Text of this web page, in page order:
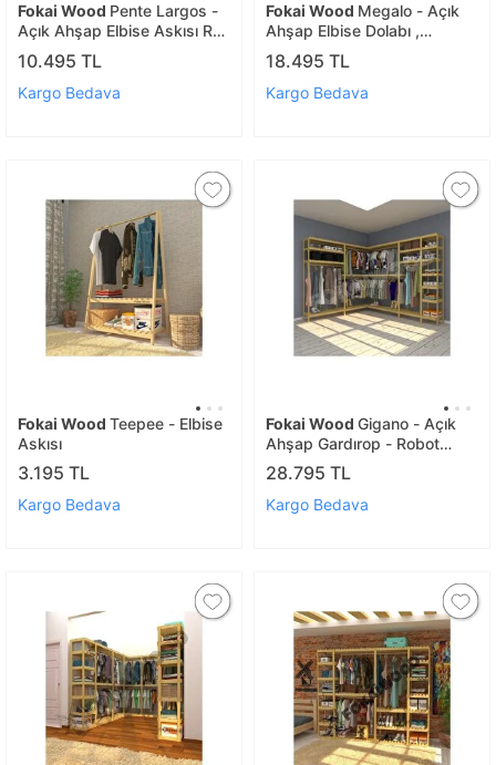
Fokai Wood Pente Largos -
Açık Ahşap Elbise Askısı Raf
Sistemi Gardırop
10.495 TL
Kargo Bedava
Fokai Wood Megalo - Açık
Ahşap Elbise Dolabı ,
Gardırop
18.495 TL
Kargo Bedava
Fokai Wood Teepee - Elbise
Askısı
3.195 TL
Kargo Bedava
Fokai Wood Gigano - Açık
Ahşap Gardırop - Robot
Süpürge Kullanımı Için
Uygundur
28.795 TL
Kargo Bedava